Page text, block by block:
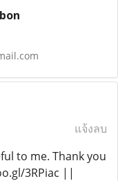
แจ้งลบ
to me. Thank you
3RPiac ||